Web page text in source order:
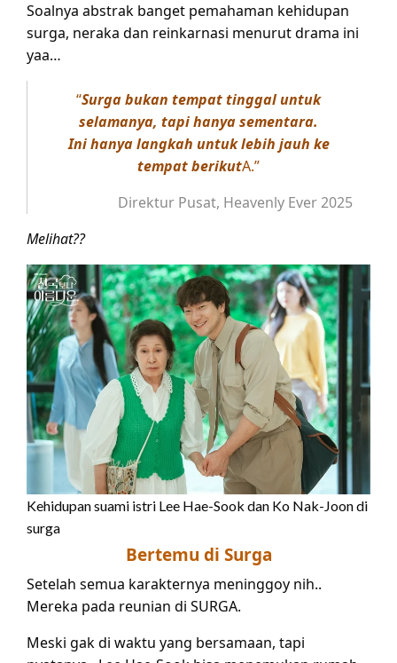
Soalnya abstrak banget pemahaman kehidupan
surga, neraka dan reinkarnasi menurut drama ini
yaa…
“Surga bukan tempat tinggal untuk
selamanya, tapi hanya sementara.
Ini hanya langkah untuk lebih jauh ke
tempat berikutA.”
Direktur Pusat, Heavenly Ever 2025
Melihat??
Kehidupan suami istri Lee Hae-Sook dan Ko Nak-Joon di
surga
Bertemu di Surga
Setelah semua karakternya meninggoy nih..
Mereka pada reunian di SURGA.
Meski gak di waktu yang bersamaan, tapi